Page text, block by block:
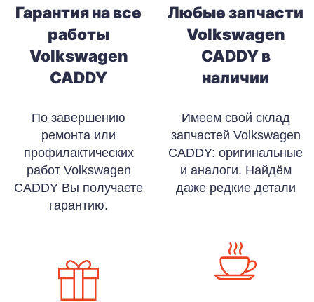
Гарантия на все
работы
Volkswagen
CADDY
По завершению
ремонта или
профилактических
работ Volkswagen
CADDY Вы получаете
гарантию.
Любые запчасти
Volkswagen
CADDY в
наличии
Имеем свой склад
запчастей Volkswagen
CADDY: оригинальные
и аналоги. Найдём
даже редкие детали